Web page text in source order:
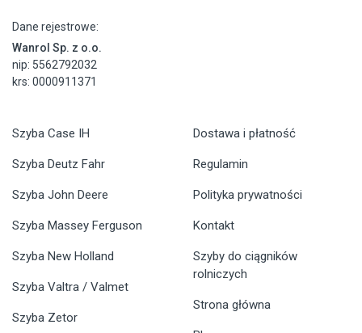
Dane rejestrowe:
Wanrol Sp. z o.o.
nip: 5562792032
krs: 0000911371
Szyba Case IH
Szyba Deutz Fahr
Szyba John Deere
Szyba Massey Ferguson
Szyba New Holland
Szyba Valtra / Valmet
Szyba Zetor
Dostawa i płatność
Regulamin
Polityka prywatności
Kontakt
Szyby do ciągników
rolniczych
Strona główna